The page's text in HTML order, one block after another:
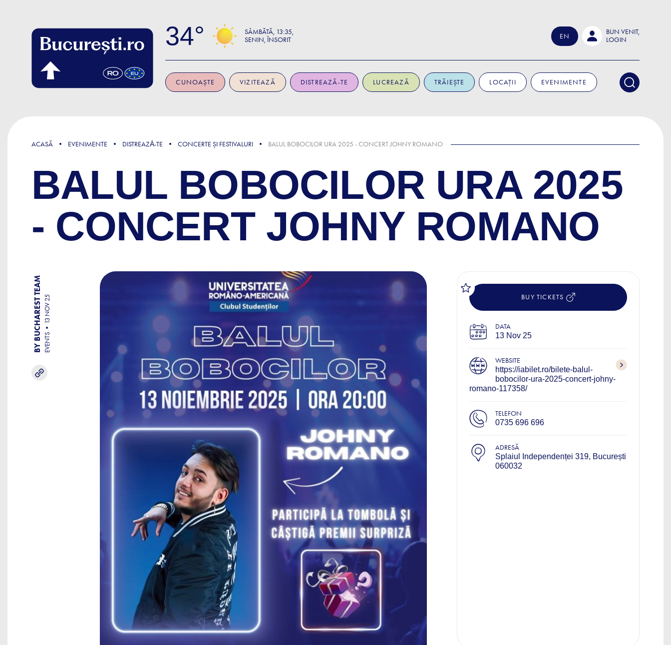
34 SÂMBĂTĂ 13:35
SENIN, ÎNSORIT
EN
BUN VENIT,
LOGIN
CUNOAȘTE VIZITEAZĂ DISTREAZĂ-TE LUCREAZĂ TRĂIEȘTE LOCAȚII EVENIMENTE
ACASĂ EVENIMENTE DISTREAZǍ-TE CONCERTE ȘI FESTIVALURI BALUL BOBOCILOR URA 2025 - CONCERT JOHNY ROMANO
BALUL BOBOCILOR URA 2025
- CONCERT JOHNY ROMANO
BY BUCHAREST TEAM EVENTS
13 NOV 25 BUY TICKETS
DATA
13 Nov 25
WEBSITE
https://iabilet.ro/bilete-balul-
bobocilor-ura-2025-concert-johny-
romano-117358/
TELEFON
0735 696 696
ADRESĂ
Splaiul Independenței 319, București
060032